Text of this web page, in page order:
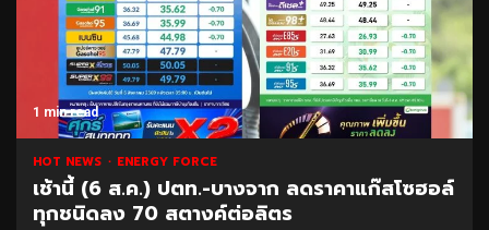
1 min read
HOT NEWS ENERGY FORCE
เช้านี้ (6 ส.ค.) ปตท.-บางจาก ลดราคาแก๊สโซฮอล์
ทุกชนิดลง 70 สตางค์ต่อลิตร